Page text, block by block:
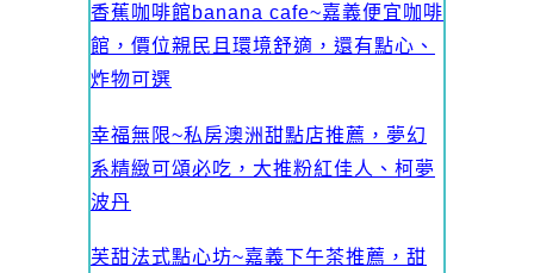
香蕉咖啡館banana cafe~嘉義便宜咖啡
館，價位親民且環境舒適，還有點心、
炸物可選
幸福無限~私房澳洲甜點店推薦，夢幻
系精緻可頌必吃，大推粉紅佳人、柯夢
波丹
芙甜法式點心坊~嘉義下午茶推薦，甜